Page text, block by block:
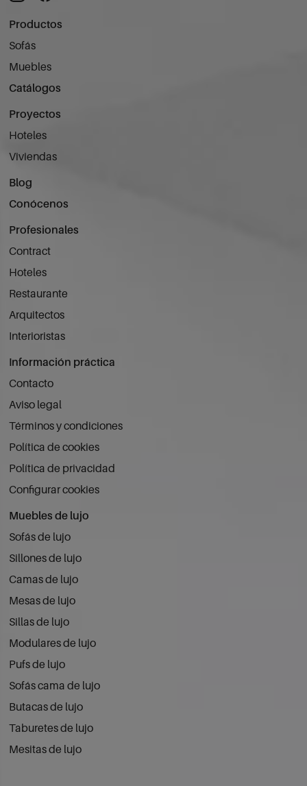
Productos
Sofás
Muebles
Catálogos
Proyectos
Hoteles
Viviendas
Blog
Conócenos
Profesionales
Contract
Hoteles
Restaurante
Arquitectos
Interioristas
Información práctica
Contacto
Aviso legal
Términos y condiciones
Política de cookies
Política de privacidad
Configurar cookies
Muebles de lujo
Sofás de lujo
Sillones de lujo
Camas de lujo
Mesas de lujo
Sillas de lujo
Modulares de lujo
Pufs de lujo
Sofás cama de lujo
Butacas de lujo
Taburetes de lujo
Mesitas de lujo